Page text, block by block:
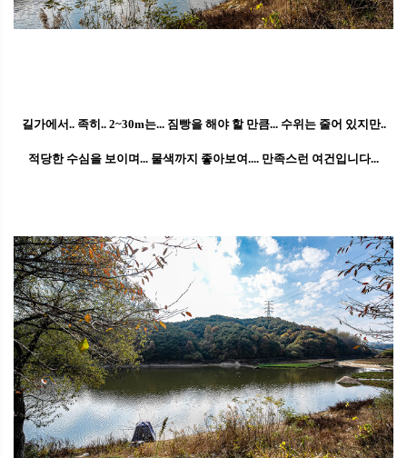
길가에서.. 족히.. 2~30m는... 짐빵을 해야 할 만큼... 수위는 줄어 있지만..
적당한 수심을 보이며... 물색까지 좋아보여.... 만족스런 여건입니다...